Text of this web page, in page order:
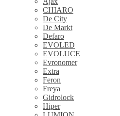
CHIARO
De City
De Markt
Defaro
EVOLED
EVOLUCE
Evronomer
Extra
Feron
Freya
Gidrolock
Hiper